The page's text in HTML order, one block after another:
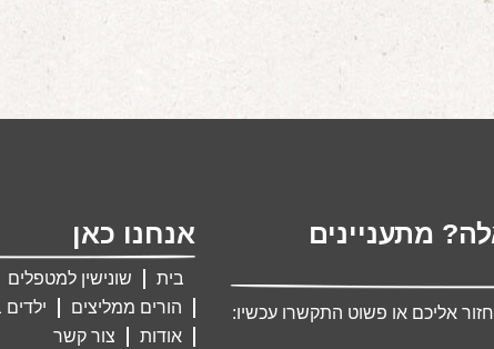
מתעניינים
אליכם או פשוט התקשרו עכשיו:
אנחנו כאן
בית שונישין למטפלים
הורים ממליצים
אודות
צור קשר